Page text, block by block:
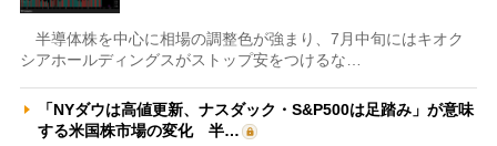
半導体株を中心に相場の調整色が強まり、7月中旬にはキオク
シアホールディングスがストップ安をつけるな…
「NYダウは高値更新、ナスダック・S&P500は足踏み」が意味
する米国株市場の変化 半…